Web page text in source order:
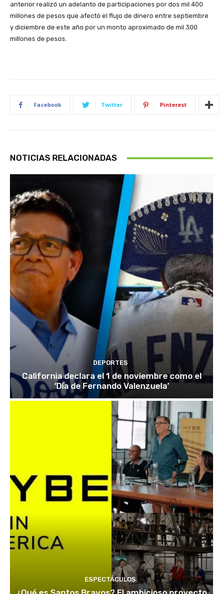
anterior realizó un adelanto de participaciones por dos mil 400
millones de pesos que afectó el flujo de dinero entre septiembre
y diciembre de este año por un monto aproximado de mil 300
millones de pesos.
Facebook Twitter Pinterest
NOTICIAS RELACIONADAS
DEPORTES
California declara el 1 de noviembre como el
‘Día de Fernando Valenzuela’
ESPECTÁCULOS